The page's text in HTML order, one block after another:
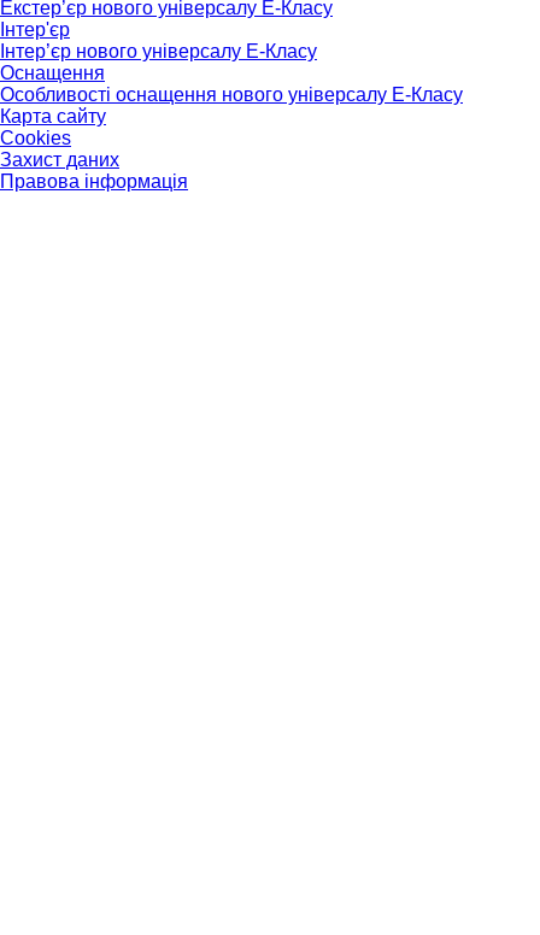
Екстер’єр нового універсалу Е-Класу
Інтер'єр
Інтер’єр нового універсалу Е-Класу
Оснащення
Особливості оснащення нового універсалу Е-Класу
Карта сайту
Cookies
Захист даних
Правова інформація